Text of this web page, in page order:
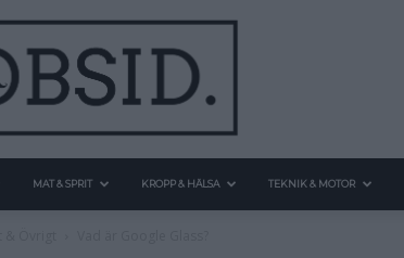
MAT & SPRIT KROPP & HÄLSA TEKNIK & MOTOR